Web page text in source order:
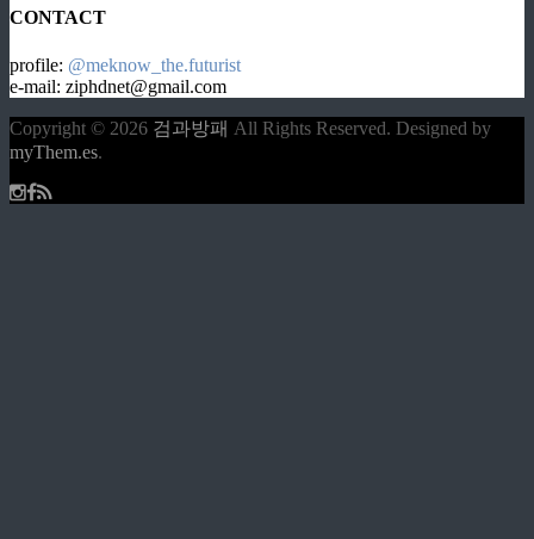
CONTACT
profile: @meknow_the.futurist
e-mail: ziphdnet@gmail.com
Copyright © 2026 검과방패 All Rights Reserved. Designed by
myThem.es.